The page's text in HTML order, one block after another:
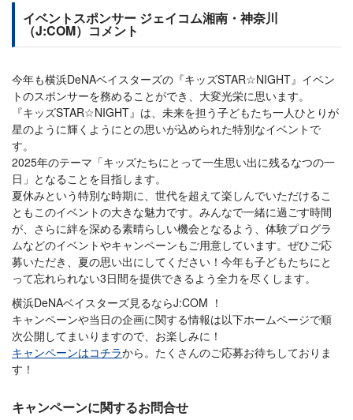
イベントスポンサー ジェイコム湘南・神奈川
（J:COM）コメント
今年も横浜DeNAベイスターズの『キッズSTAR☆NIGHT』イベン
トのスポンサーを務めることができ、大変光栄に思います。
『キッズSTAR☆NIGHT』は、未来を担う子どもたち一人ひとりが
星のように輝くようにとの思いが込められた特別なイベントで
す。
2025年のテーマ「キッズたちにとって一生思い出に残るなつの一
日」となることを目指します。
夏休みという特別な時期に、世代を超えて楽しんでいただけるこ
ともこのイベントの大きな魅力です。みんなで一緒に過ごす時間
が、さらに絆を深める素晴らしい機会となるよう、体験プログラ
ムなどのイベントやキャンペーンもご用意しています。ぜひご応
募いただき、夏の思い出にしてください！今年も子どもたちにと
って忘れられない3日間を提供できるよう全力を尽くします。
横浜DeNAベイスターズ見るならJ:COM ！
キャンペーンや当日の企画に関する情報は以下ホームページで順
次公開してまいりますので、お楽しみに！
キャンペーンはコチラから。たくさんのご応募お待ちしておりま
す！
キャンペーンに関するお問合せ